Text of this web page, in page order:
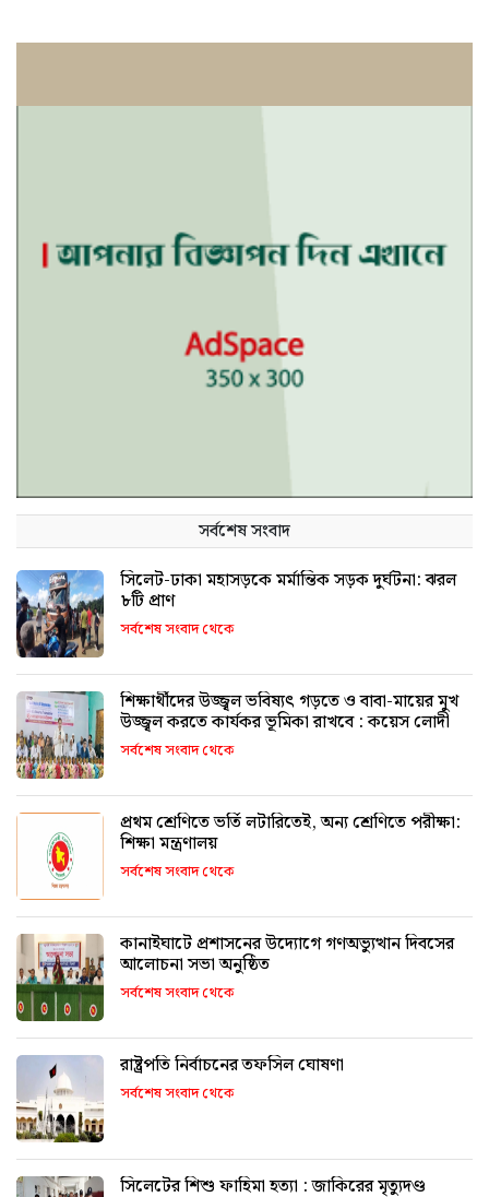
সর্বশেষ সংবাদ
সিলেট-ঢাকা মহাসড়কে মর্মান্তিক সড়ক দুর্ঘটনা: ঝরল
৮টি প্রাণ
সর্বশেষ সংবাদ থেকে
শিক্ষার্থীদের উজ্জ্বল ভবিষ্যৎ গড়তে ও বাবা-মায়ের মুখ
উজ্জ্বল করতে কার্যকর ভূমিকা রাখবে : কয়েস লোদী
সর্বশেষ সংবাদ থেকে
প্রথম শ্রেণিতে ভর্তি লটারিতেই, অন্য শ্রেণিতে পরীক্ষা:
শিক্ষা মন্ত্রণালয়
সর্বশেষ সংবাদ থেকে
কানাইঘাটে প্রশাসনের উদ্যোগে গণঅভ্যুত্থান দিবসের
আলোচনা সভা অনুষ্ঠিত
সর্বশেষ সংবাদ থেকে
রাষ্ট্রপতি নির্বাচনের তফসিল ঘোষণা
সর্বশেষ সংবাদ থেকে
সিলেটের শিশু ফাহিমা হত্যা : জাকিরের মৃত্যুদণ্ড